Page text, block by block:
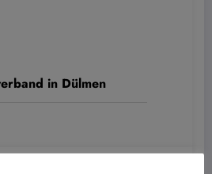
in Dülmen